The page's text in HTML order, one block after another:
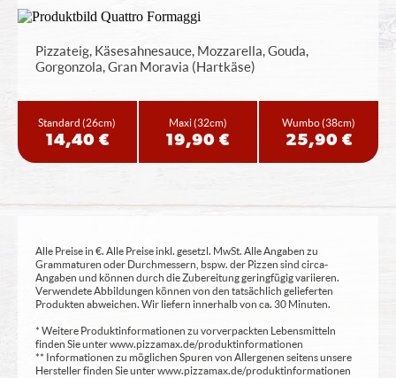
Pizzateig, Käsesahnesauce, Mozzarella, Gouda,
Gorgonzola, Gran Moravia (Hartkäse)
Standard(26cm)
14,40 €
Maxi(32cm)
19,90 €
Wumbo(38cm)
25,90 €
Alle Preise in €. Alle Preise inkl. gesetzl. MwSt. Alle Angaben zu
Grammaturen oder Durchmessern, bspw. der Pizzen sind circa-
Angaben und können durch die Zubereitung geringfügig variieren.
Verwendete Abbildungen können von den tatsächlich gelieferten
Produkten abweichen. Wir liefern innerhalb von ca. 30 Minuten.
* Weitere Produktinformationen zu vorverpackten Lebensmitteln
finden Sie unter www.pizzamax.de/produktinformationen
** Informationen zu möglichen Spuren von Allergenen seitens unsere
Hersteller finden Sie unter www.pizzamax.de/produktinformationen